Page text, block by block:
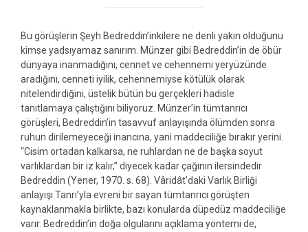
Bu görüşlerin Şeyh Bedreddin’inkilere ne denli yakın olduğunu
kimse yadsıyamaz sanırım. Münzer gibi Bedreddin’in de öbür
dünyaya inanmadığını, cennet ve cehennemi yeryüzünde
aradığını, cenneti iyilik, cehennemiyse kötülük olarak
nitelendirdiğini, üstelik bütün bu gerçekleri hadisle
tanıtlamaya çalıştığını biliyoruz. Münzer’in tümtanrıcı
görüşleri, Bedreddin’in tasavvuf anlayışında ölümden sonra
ruhun dirilemeyeceği inancına, yani maddeciliğe bırakır yerini.
“Cisim ortadan kalkarsa, ne ruhlardan ne de başka soyut
varlıklardan bir iz kalır,” diyecek kadar çağının ilersindedir
Bedreddin (Yener, 1970. s. 68). Vâridât’daki Varlık Birliği
anlayışı Tanrı’yla evreni bir sayan tümtanrıcı görüşten
kaynaklanmakla birlikte, bazı konularda düpedüz maddeciliğe
varır. Bedreddin’in doğa olgularını açıklama yöntemi de,